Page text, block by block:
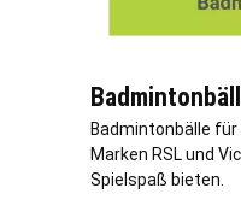
Badmintonbälle für
Marken RSL und
Spielspaß bieten.